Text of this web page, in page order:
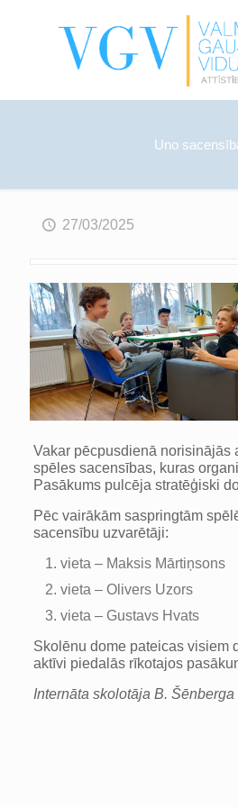
Uno
27/03/2025
Vakar pēcpusdienā norisinājās
spēles sacensības, kuras
Pasākums pulcēja stratēģiski
Pēc vairākām saspringtām
sacensību uzvarētāji:
vieta – Maksis Mārtiņsons
vieta – Olivers Uzors
vieta – Gustavs Hvats
Skolēnu dome pateicas visiem
aktīvi piedalās rīkotajos
Internāta skolotāja B. Šēnberga